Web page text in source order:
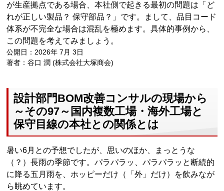
が生産拠点である場合、本社側で起きる最初の問題は「ど
れが正しい製品？ 保守部品？」です。まして、品目コード
体系が不完全な場合は混乱を極めます。具体的事例から、
この問題を考えてみましょう。
公開日：2026年 7月 3日
著者：谷口 潤 (株式会社大塚商会)
設計部門BOM改善コンサルの現場から
～その97～国内複数工場・海外工場と
保守目線の本社との関係とは
暑い6月との予想でしたが、思いのほか、まっとうな
（？）長雨の季節です。パラパラッ、パラパラッと断続的
に降る五月雨を、ホッピーだけ（「外」だけ）を飲みなが
ら眺めています。